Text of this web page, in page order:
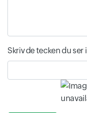
Skriv de tecken du ser